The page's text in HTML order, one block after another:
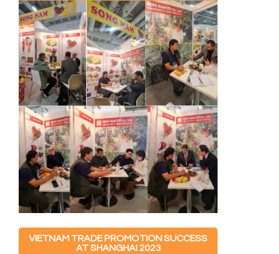
VIETNAM TRADE PROMOTION SUCCESS
AT SHANGHAI 2023